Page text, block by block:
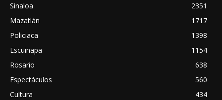
Sinaloa
2351
Mazatlán
1717
Policiaca
1398
Escuinapa
1154
Rosario
638
Espectáculos
560
Cultura
434